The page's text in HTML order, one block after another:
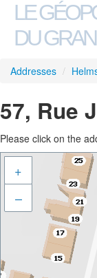
LE
DU
Addresses /
57, Rue
Please click on the
+
–